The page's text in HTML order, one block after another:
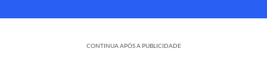
CONTINUA APÓS A PUBLICIDADE